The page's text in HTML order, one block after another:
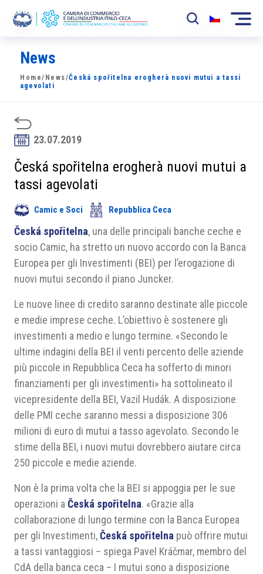
La Camera
News
Sviluppo Mercato
Soci
Partner
Progetti
Area riservata
News
Home/ News/Česká spořitelna erogherà nuovi mutui a tassi
agevolati
23.07.2019
Česká spořitelna erogherà nuovi mutui a
tassi agevolati
Camic e Soci Repubblica Ceca
Česká spořitelna, una delle principali banche ceche e
socio Camic, ha stretto un nuovo accordo con la Banca
Europea per gli Investimenti (BEI) per l’erogazione di
nuovi mutui secondo il piano Juncker.
Le nuove linee di credito saranno destinate alle piccole
e medie imprese ceche. L’obiettivo è sostenere gli
investimenti a medio e lungo termine. «Secondo le
ultime indagini della BEI il venti percento delle aziende
più piccole in Repubblica Ceca ha sofferto di minori
finanziamenti per gli investimenti» ha sottolineato il
vicepresidente della BEI, Vazil Hudák. A disposizione
delle PMI ceche saranno messi a disposizione 306
milioni di euro di mutui a tasso agevolato. Secondo le
stime della BEI, i nuovi mutui dovrebbero aiutare circa
250 piccole e medie aziende.
Non è la prima volta che la BEI si appoggia per le sue
operazioni a Česká spořitelna. «Grazie alla
collaborazione di lungo termine con la Banca Europea
per gli Investimenti,Česká spořitelna può offrire mutui
a tassi vantaggiosi – spiega Pavel Kráčmar, membro del
CdA della banca ceca – I mutui sono a disposizione